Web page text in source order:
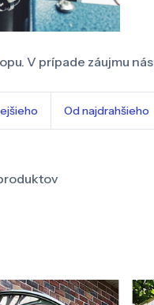
V prípade záujmu nás
Od najdrahšieho